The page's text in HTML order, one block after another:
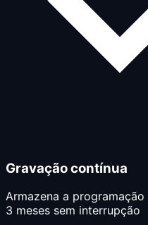
Gravação contínua
Armazena a
3 meses sem interrupção